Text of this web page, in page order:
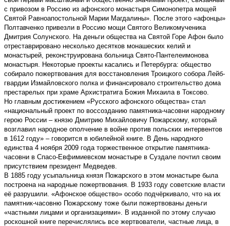
с привозом в Россию из афонского монастыря Симонопетра мощей
Святой Равноапостольной Марии Магдалины». После этого «афонцы»
Полтавченко привезли в Россию мощи Святого Великомученика
Дмитрия Солунского. На деньги общества на Святой Горе Афон было
отреставрировано несколько десятков монашеских келий и
монастырей, реконструирована больница Свято-Пантелеимонова
монастыря. Некоторые проекты касались и Петербурга: общество
собирало пожертвования для восстановления Троицкого собора Лейб-
гвардии Измайловского полка и финансировало строительство дома
престарелых при храме Архистратига Божия Михаила в Токсово.
Но главным достижением «Русского афонского общества» стал
«национальный проект по воссозданию памятника-часовни народному
герою России – князю Дмитрию Михайловичу Пожарскому, который
возглавил народное ополчение в войне против польских интервентов
в 1612 году» – говорится в юбилейной книге. В День народного
единства 4 ноября 2009 года торжественное открытие памятника-
часовни в Спасо-Евфимиевском монастыре в Суздале почтил своим
присутствием президент Медведев.
В 1885 году усыпальница князя Пожарского в этом монастыре была
построена на народные пожертвования. В 1933 году советские власти
её разрушили. «Афонское общество» особо подчёркивало, что на их
памятник-часовню Пожарскому тоже были пожертвованы деньги
«частными лицами и организациями». В изданной по этому случаю
роскошной книге перечислялись все жертвователи, частные лица, в